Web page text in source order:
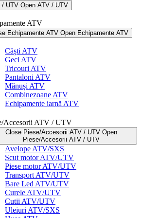
/ UTV Open ATV / UTV
ATV
Echipamente ATV Open Echipamente ATV
Căști ATV
Geci ATV
Tricouri ATV
Pantaloni ATV
Mănuși ATV
Combinezoane ATV
Echipamente iarnă ATV
Accesorii ATV / UTV
Close Piese/Accesorii ATV / UTV Open
Piese/Accesorii ATV / UTV
Avelope ATV/SXS
Scut motor ATV/UTV
Piese motor ATV/UTV
Transport ATV/UTV
Bare Led ATV/UTV
Curele ATV/UTV
Cutii ATV/UTV
Uleiuri ATV/SXS